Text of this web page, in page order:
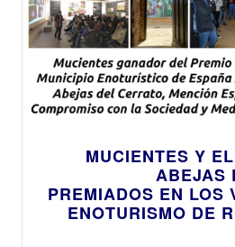
MUCIENTES Y
ABEJAS
PREMIADOS EN LOS
ENOTURISMO DE